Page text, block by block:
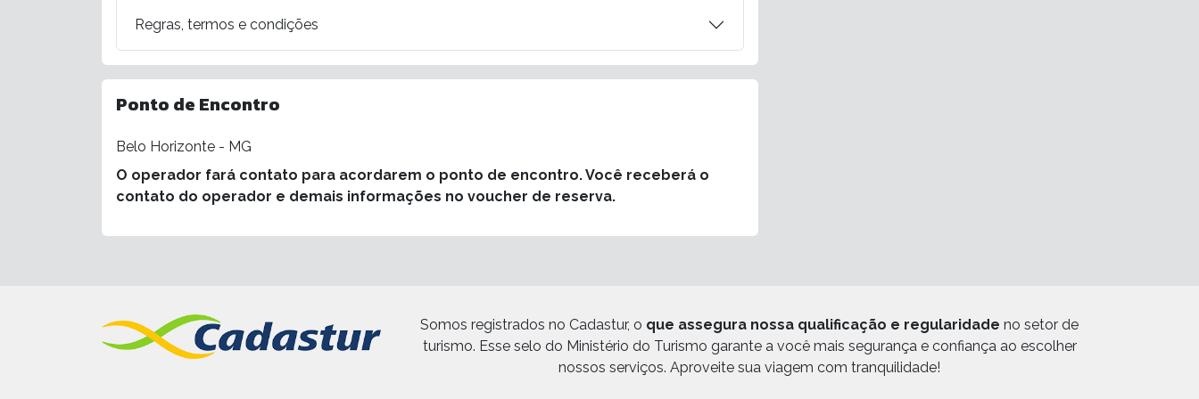
Regras, termos e condições
Ponto de Encontro
Belo Horizonte - MG
O operador fará contato para acordarem o ponto de encontro. Você receberá o
contato do operador e demais informações no voucher de reserva.
Somos registrados no Cadastur, o que assegura nossa qualificação e regularidade no setor de
turismo. Esse selo do Ministério do Turismo garante a você mais segurança e confiança ao escolher
nossos serviços. Aproveite sua viagem com tranquilidade!